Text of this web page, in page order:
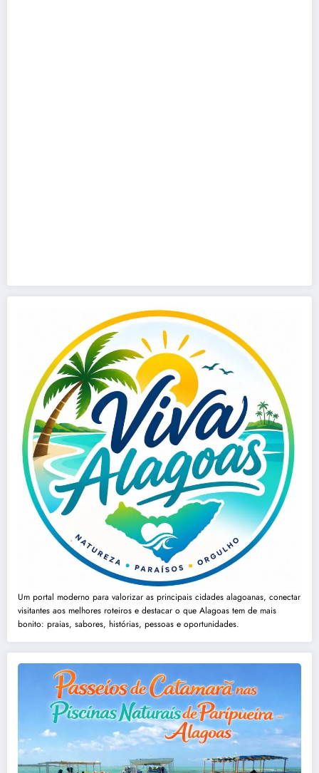
Um portal moderno para valorizar as principais cidades alagoanas, conectar
visitantes aos melhores roteiros e destacar o que Alagoas tem de mais
bonito: praias, sabores, histórias, pessoas e oportunidades.